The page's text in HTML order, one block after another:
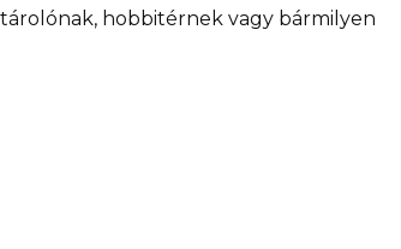
hobbitérnek vagy bármilyen